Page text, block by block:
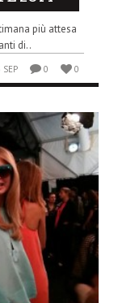
più attesa
di..
SEP 0 0